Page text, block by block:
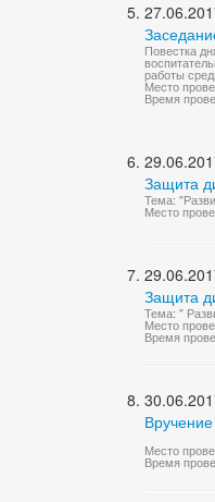
Повестка
работы
Место
Время
Защита
Тема:
Место
Защита
Тема: "
Место
Время
Место
Время